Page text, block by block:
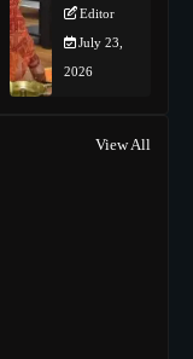
Editor
July 23,
2026
View All